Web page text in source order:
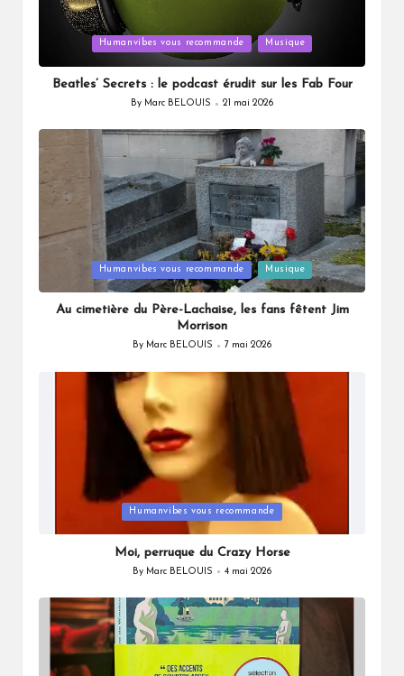
Humanvibes vous recommande Musique
Beatles’ Secrets : le podcast érudit sur les Fab Four
Posted
By Marc BELOUIS 21 mai 2026
Humanvibes vous recommande Musique
Au cimetière du Père-Lachaise, les fans fêtent Jim
Morrison
Posted
By Marc BELOUIS 7 mai 2026
Humanvibes vous recommande
Moi, perruque du Crazy Horse
Posted
By Marc BELOUIS 4 mai 2026